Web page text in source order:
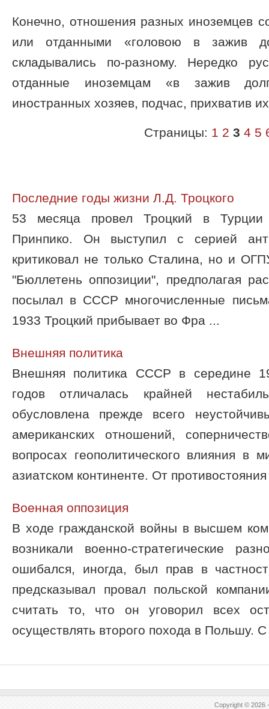
Конечно, отношения разных иноземцев
или отданными «головою в зажив
складывались по-разному. Нередко
отданные иноземцам «в зажив
иностранных хозяев, подчас, прихватив
Страницы: 1 2 3 4 5
Последние годы жизни Л.Д. Троцкого
53 месяца провел Троцкий в
Принпико. Он выступил с серией
критиковал не только Сталина, но и
"Бюллетень оппозиции", предполагая
посылал в СССР многочисленные
1933 Троцкий прибывает во Фра ...
Внешняя политика
Внешняя политика СССР в середине
годов отличалась крайней
обусловлена прежде всего
американских отношений,
вопросах геополитического влияния в
азиатском континенте. От
Военная оппозиция
В ходе гражданской войны в высшем
возникали военно-стратегические
ошибался, иногда, был прав в
предсказывал провал польской
считать то, что он уговорил всех
осуществлять второго похода в Польшу.
Copyright © 2026